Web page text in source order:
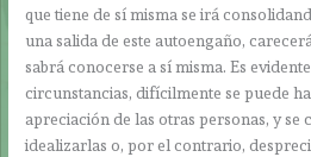
que tiene de sí misma se irá
una salida de este autoengaño,
sabrá conocerse a sí misma. Es
circunstancias, difícilmente se puede
apreciación de las otras personas, y se
idealizarlas o, por el contrario,